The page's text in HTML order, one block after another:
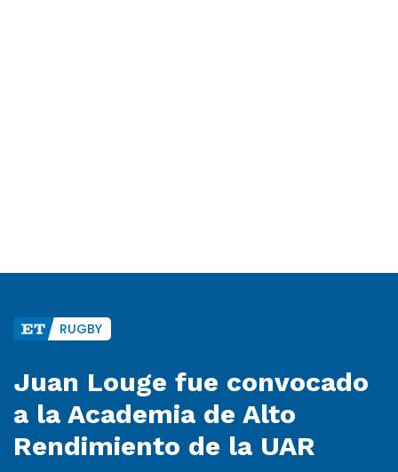
RUGBY
Juan Louge fue convocado
a la Academia de Alto
Rendimiento de la UAR